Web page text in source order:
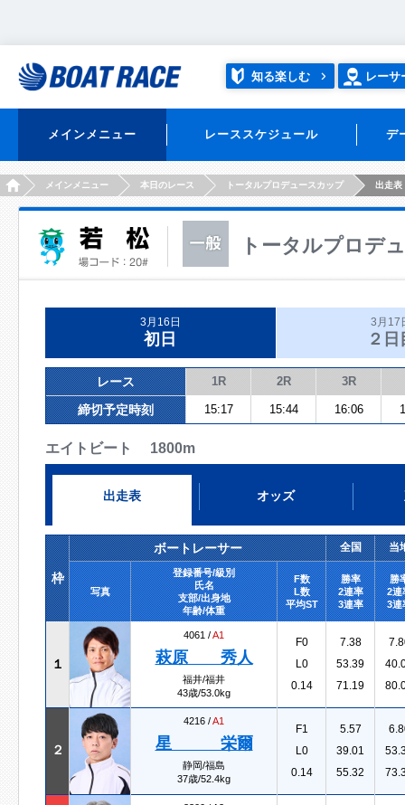
知る楽しむ レーサ
メインメニュー レーススケジュール デ
HOMEメインメニュー 本日のレース トータルプロデュースカップ 出走表
トータルプロデ
3月16日
初日
3月17
２日
レース 1R 2R 3R
締切予定時刻 15:17 15:44 16:06
エイトビート 1800m
出走表 オッズ
枠
ボートレーサー 全国 当
写真
登録番号/級別
氏名
支部/出身地
年齢/体重
F数
L数
平均ST
勝率
2連率
3連率
勝
2連
3連
１
4061 /A1
萩原 秀人
福井/福井
43歳/53.0kg
F0
L0
0.14
7.38
53.39
71.19
２
4216 /A1
星 栄爾
静岡/福島
37歳/52.4kg
F1
L0
0.14
5.57
39.01
55.32